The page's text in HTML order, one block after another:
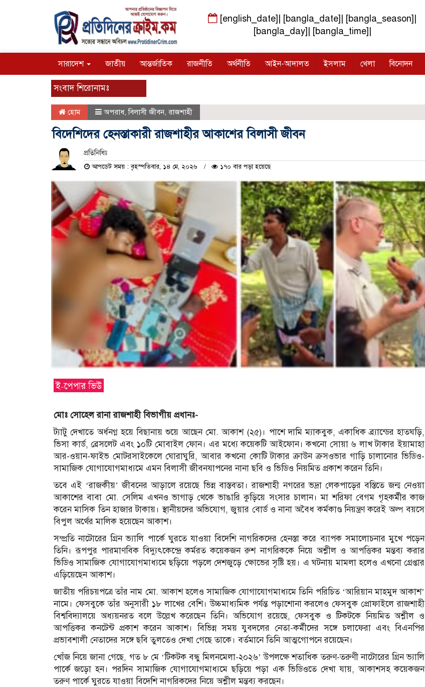
[english_date]| [bangla_date]| [bangla_season]|
[bangla_day]| [bangla_time]|
সারাদেশ জাতীয় আন্তর্জাতিক রাজনীতি অর্থনীতি আইন-আদালত ইসলাম খেলা বিনোদন
সংবাদ শিরোনামঃ
হোম অপরাধ,বিলাসী জীবন, রাজশাহী
বিদেশিদের হেনস্তাকারী রাজশাহীর আকাশের বিলাসী জীবন
প্রতিনিধিঃ
আপডেট সময় : বৃহস্পতিবার, ১৪ মে, ২০২৬ ১৭০ বার পড়া হয়েছে
মোঃ সোহেল রানা রাজশাহী বিভাগীয় প্রধানঃ-
ট্যাটু দেখাতে অর্ধনগ্ন হয়ে বিছানায় শুয়ে আছেন মো. আকাশ (২৫)। পাশে দামি ম্যাকবুক, একাধিক ব্র্যান্ডের হাতঘড়ি,
ভিসা কার্ড, ব্রেসলেট এবং ১০টি মোবাইল ফোন। এর মধ্যে কয়েকটি আইফোন। কখনো সোয়া ৬ লাখ টাকার ইয়ামাহা
আর-ওয়ান-ফাইভ মোটরসাইকেলে ঘোরাঘুরি, আবার কখনো কোটি টাকার ক্রাউন ক্রসওভার গাড়ি চালানোর ভিডিও-
সামাজিক যোগাযোগমাধ্যমে এমন বিলাসী জীবনযাপনের নানা ছবি ও ভিডিও নিয়মিত প্রকাশ করেন তিনি।
তবে এই ‘রাজকীয়’ জীবনের আড়ালে রয়েছে ভিন্ন বাস্তবতা। রাজশাহী নগরের ভদ্রা লেকপাড়ের বস্তিতে জন্ম নেওয়া
আকাশের বাবা মো. সেলিম এখনও ভাগাড় থেকে ভাঙারি কুড়িয়ে সংসার চালান। মা শরিফা বেগম গৃহকর্মীর কাজ
করেন মাসিক তিন হাজার টাকায়। স্থানীয়দের অভিযোগ, জুয়ার বোর্ড ও নানা অবৈধ কর্মকাণ্ড নিয়ন্ত্রণ করেই অল্প বয়সে
বিপুল অর্থের মালিক হয়েছেন আকাশ।
সম্প্রতি নাটোরের গ্রিন ভ্যালি পার্কে ঘুরতে যাওয়া বিদেশি নাগরিকদের হেনস্তা করে ব্যাপক সমালোচনার মুখে পড়েন
তিনি। রূপপুর পারমাণবিক বিদ্যুৎকেন্দ্রে কর্মরত কয়েকজন রুশ নাগরিককে নিয়ে অশ্লীল ও আপত্তিকর মন্তব্য করার
ভিডিও সামাজিক যোগাযোগমাধ্যমে ছড়িয়ে পড়লে দেশজুড়ে ক্ষোভের সৃষ্টি হয়। এ ঘটনায় মামলা হলেও এখনো গ্রেপ্তার
এড়িয়েছেন আকাশ।
জাতীয় পরিচয়পত্রে তাঁর নাম মো. আকাশ হলেও সামাজিক যোগাযোগমাধ্যমে তিনি পরিচিত ‘আরিয়ান মাহমুদ আকাশ’
নামে। ফেসবুকে তাঁর অনুসারী ১৮ লাখের বেশি। উচ্চমাধ্যমিক পর্যন্ত পড়াশোনা করলেও ফেসবুক প্রোফাইলে রাজশাহী
বিশ্ববিদ্যালয়ে অধ্যয়নরত বলে উল্লেখ করেছেন তিনি। অভিযোগ রয়েছে, ফেসবুক ও টিকটকে নিয়মিত অশ্লীল ও
আপত্তিকর কনটেন্ট প্রকাশ করেন আকাশ। বিভিন্ন সময় যুবদলের নেতা-কর্মীদের সঙ্গে চলাফেরা এবং বিএনপির
প্রভাবশালী নেতাদের সঙ্গে ছবি তুলতেও দেখা গেছে তাকে। বর্তমানে তিনি আত্মগোপনে রয়েছেন।
খোঁজ নিয়ে জানা গেছে, গত ৮ মে ‘টিকটক বন্ধু মিলনমেলা-২০২৬’ উপলক্ষে শতাধিক তরুণ-তরুণী নাটোরের গ্রিন ভ্যালি
পার্কে জড়ো হন। পরদিন সামাজিক যোগাযোগমাধ্যমে ছড়িয়ে পড়া এক ভিডিওতে দেখা যায়, আকাশসহ কয়েকজন
তরুণ পার্কে ঘুরতে যাওয়া বিদেশি নাগরিকদের নিয়ে অশ্লীল মন্তব্য করছেন।